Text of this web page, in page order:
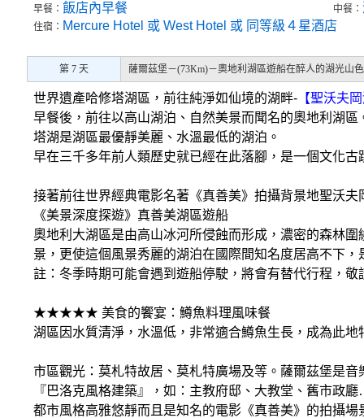
早餐： 飯店內早餐 中餐：
住宿： Mercure Hotel 或 West Hotel 或 同等級４星酒店
第 7 天 薩爾茲堡－(73Km)－奧地利湖區遊船在醉人的湖光山
世界遺產哈修塔湖區，前往純淨如仙境的湖畔- 【聖沃夫
早餐後，前往以高山湖泊、自然美景而聞名的奧地利湖
塔湖是湖區最優靜美麗、水溫最低的湖泊。
早在三千多年前人類歷史就已經在此落腳，是一個文化
接著前往世界經典電影名著《真善美》拍攝背景地聖沃
《美景深度探遊》真善美湖區遊船
奧地利大湖區是由高山冰河所侵蝕而形成，濃密的森林
景，更使這個風景秀麗的湖泊在國際間知名度居高不下
註：冬季時期可能會遇到遊船停駛，將會有替代行程，敬
★★★★★ 美食的饗宴：鱒魚料理風味餐
湖區因水質清淨，水溫低，非常適合鱒魚生長，成為此
市區觀光：莫札特故居、莫札特廣場及等。薩爾茲堡是
『巴洛克風格建築』，如：主教府邸、大教堂、舊市政
都市風格高雅悠靜而且是知名的電影《真善美》的拍攝